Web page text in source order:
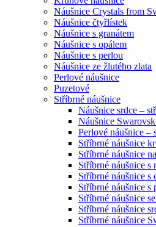
Náušnice Crystals from
Náušnice čtyřlístek
Náušnice s granátem
Náušnice s opálem
Náušnice s perlou
Náušnice ze žlutého zlata
Perlové náušnice
Puzetové
Stříbrné náušnice
Náušnice srdce –
Náušnice
Perlové náušnice –
Stříbrné náušnice
Stříbrné náušnice
Stříbrné náušnice s
Stříbrné náušnice s
Stříbrné náušnice s
Stříbrné náušnice
Stříbrné náušnice
Stříbrné náušnice